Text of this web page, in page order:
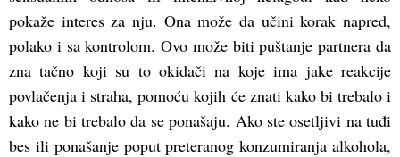
pokaže interes za nju. Ona može da učini korak napred,
polako i sa kontrolom. Ovo može biti puštanje partnera da
zna tačno koji su to okidači na koje ima jake reakcije
povlačenja i straha, pomoću kojih će znati kako bi trebalo i
kako ne bi trebalo da se ponašaju. Ako ste osetljivi na tuđi
bes ili ponašanje poput preteranog konzumiranja alkohola,